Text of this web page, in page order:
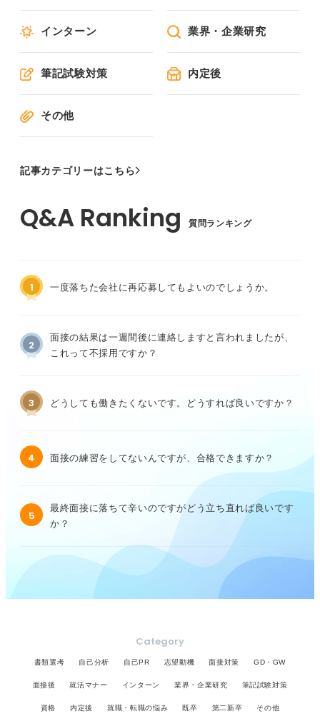
インターン 業界・企業研究
筆記試験対策 内定後
その他
記事カテゴリーはこちら
質問ランキング
1 一度落ちた会社に再応募してもよいのでしょうか。
2
面接の結果は一週間後に連絡しますと言われましたが、
これって不採用ですか？
3 どうしても働きたくないです。どうすれば良いですか？
4 面接の練習をしてないんですが、合格できますか？
5
最終面接に落ちて辛いのですがどう立ち直れば良いです
か？
Category
書類選考 自己分析 自己PR 志望動機 面接対策 GD・GW
面接後 就活マナー インターン 業界・企業研究 筆記試験対策
資格 内定後 就職・転職の悩み 既卒 第二新卒 その他